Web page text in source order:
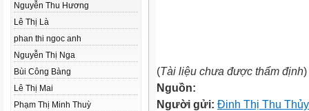
Nguyễn Thu Hương
Lê Thị Là
phan thi ngoc anh
Nguyễn Thị Nga
Bùi Công Bàng
Lê Thị Mai
Phạm Thị Minh Thuỳ
(Tài liệu chưa được thẩm định)
Nguồn:
Người gửi: Đinh Thị Thu Thủy